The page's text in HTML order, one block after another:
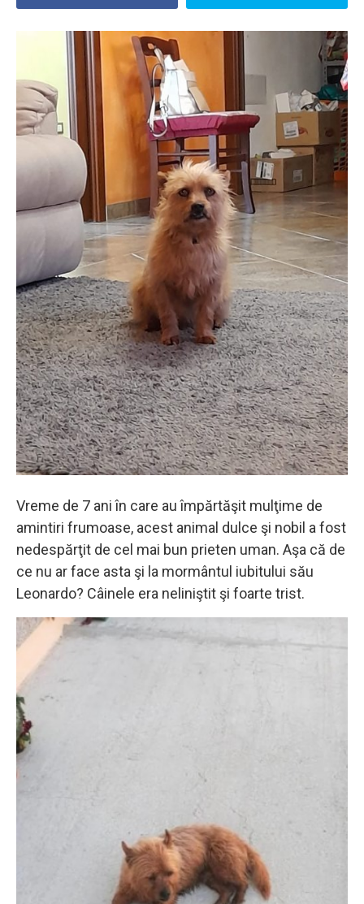
Vreme de 7 ani în care au împărtăşit mulţime de
amintiri frumoase, acest animal dulce şi nobil a fost
nedespărţit de cel mai bun prieten uman. Aşa că de
ce nu ar face asta şi la mormântul iubitului său
Leonardo? Câinele era neliniştit şi foarte trist.